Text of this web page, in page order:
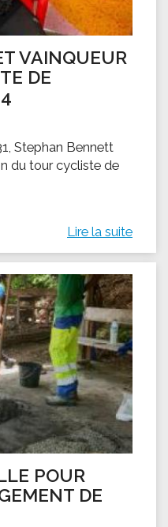
VAINQUEUR
DE
Stephan Bennett
du tour cycliste de
Lire la suite
POUR
DE